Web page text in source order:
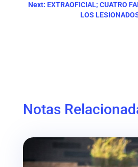
Next: EXTRAOFICIAL; CUATRO
LOS
Notas